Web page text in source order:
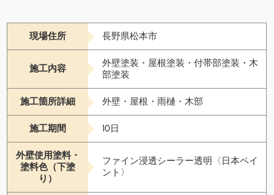
現場住所 長野県松本市
施工内容
外壁塗装・屋根塗装・付帯部塗装・木
部塗装
施工箇所詳細 外壁・屋根・雨樋・木部
施工期間 10日
外壁使用塗料・
塗料色（下塗
り）
ファイン浸透シーラー透明〈日本ペイ
ント〉